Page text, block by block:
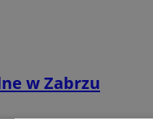
w Zabrzu